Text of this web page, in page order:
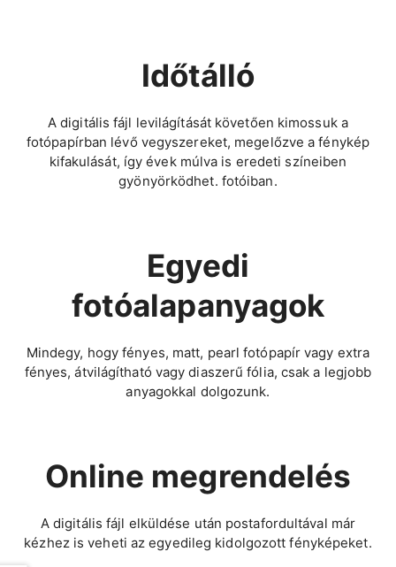
Időtálló
A digitális fájl levilágítását követően kimossuk a
fotópapírban lévő vegyszereket, megelőzve a fénykép
kifakulását, így évek múlva is eredeti színeiben
gyönyörködhet. fotóiban.
Egyedi
fotóalapanyagok
Mindegy, hogy fényes, matt, pearl fotópapír vagy extra
fényes, átvilágítható vagy diaszerű fólia, csak a legjobb
anyagokkal dolgozunk.
Online megrendelés
A digitális fájl elküldése után postafordultával már
kézhez is veheti az egyedileg kidolgozott fényképeket.